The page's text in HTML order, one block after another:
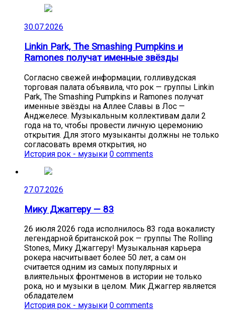
30.07.2026
Linkin Park, The Smashing Pumpkins и
Ramones получат именные звёзды
Согласно свежей информации, голливудская
торговая палата объявила, что рок — группы Linkin
Park, The Smashing Pumpkins и Ramones получат
именные звёзды на Аллее Славы в Лос —
Анджелесе. Музыкальным коллективам дали 2
года на то, чтобы провести личную церемонию
открытия. Для этого музыканты должны не только
согласовать время открытия, но
История рок - музыки 0 comments
27.07.2026
Мику Джаггеру — 83
26 июля 2026 года исполнилось 83 года вокалисту
легендарной британской рок — группы The Rolling
Stones, Мику Джаггеру! Музыкальная карьера
рокера насчитывает более 50 лет, а сам он
считается одним из самых популярных и
влиятельных фронтменов в истории не только
рока, но и музыки в целом. Мик Джаггер является
обладателем
История рок - музыки 0 comments